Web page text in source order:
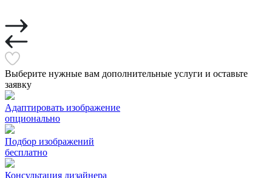
Выберите нужные вам дополнительные услуги и оставьте
заявку
Адаптировать изображение
опционально
Подбор изображений
бесплатно
Консультация дизайнера